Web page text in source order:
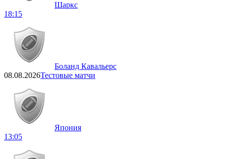
Шаркс
18:15
Боланд Кавальерс
08.08.2026Тестовые матчи
Япония
13:05